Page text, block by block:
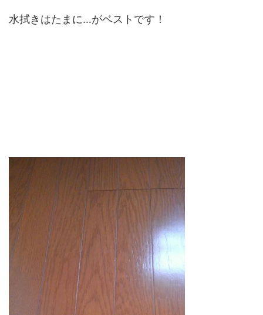
水拭きはたまに…がベストです！